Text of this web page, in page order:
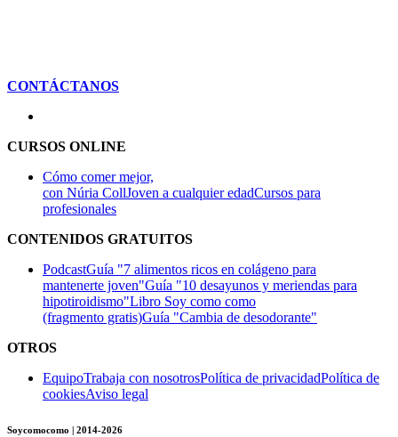
CONTÁCTANOS
CURSOS ONLINE
Cómo comer mejor,
con Núria CollJoven a cualquier edadCursos para
profesionales
CONTENIDOS GRATUITOS
PodcastGuía "7 alimentos ricos en colágeno para
mantenerte joven"Guía "10 desayunos y meriendas para
hipotiroidismo"Libro Soy como como
(fragmento gratis)Guía "Cambia de desodorante"
OTROS
EquipoTrabaja con nosotrosPolítica de privacidadPolítica de
cookiesAviso legal
Soycomocomo | 2014-2026